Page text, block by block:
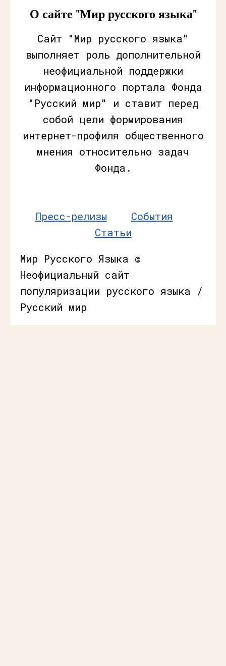
О сайте "Мир русского языка"
Сайт "Мир русского языка"
выполняет роль дополнительной
неофициальной поддержки
информационного портала Фонда
"Русский мир" и ставит перед
собой цели формирования
интернет-профиля общественного
мнения относительно задач
Фонда.
Пресс-релизы
События
Статьи
Мир Русского Языка ©
Неофициальный сайт
популяризации русского языка /
Русский мир